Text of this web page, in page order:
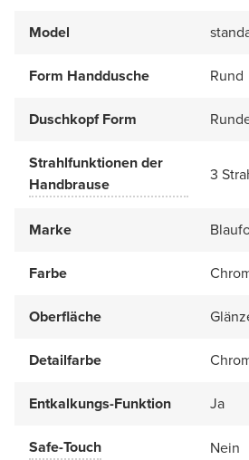
Model
Form Handdusche Rund
Duschkopf Form
Strahlfunktionen der
Handbrause
3
Marke
Farbe
Oberfläche
Detailfarbe
Entkalkungs-Funktion Ja
Safe-Touch Nein